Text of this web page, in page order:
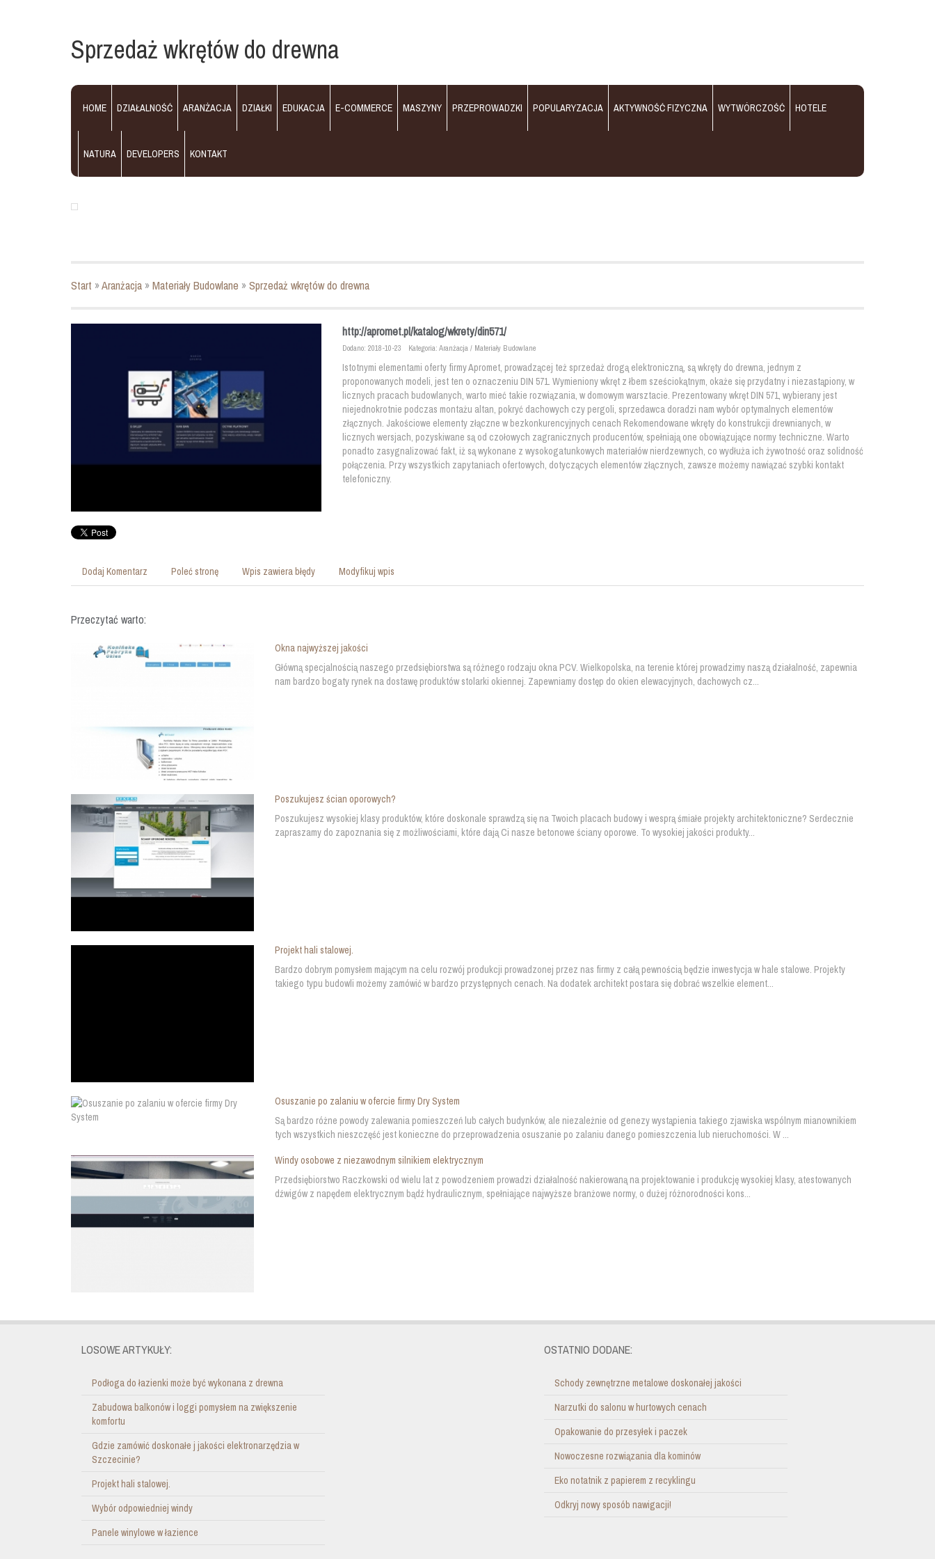
Sprzedaż wkrętów do drewna
HOME DZIAŁALNOŚĆ ARANŻACJA DZIAŁKI EDUKACJA E-COMMERCE MASZYNY PRZEPROWADZKI POPULARYZACJA AKTYWNOŚĆ FIZYCZNA WYTWÓRCZOŚĆ HOTELE
NATURA DEVELOPERS KONTAKT
Start »Aranżacja »Materiały Budowlane »Sprzedaż wkrętów do drewna
http://apromet.pl/katalog/wkrety/din571/
Dodano: 2018-10-23 Kategoria: Aranżacja / Materiały Budowlane
Istotnymi elementami oferty firmy Apromet, prowadzącej też sprzedaż drogą elektroniczną, są wkręty do drewna, jednym z
proponowanych modeli, jest ten o oznaczeniu DIN 571. Wymieniony wkręt z łbem sześciokątnym, okaże się przydatny i niezastąpiony, w
licznych pracach budowlanych, warto mieć takie rozwiązania, w domowym warsztacie. Prezentowany wkręt DIN 571, wybierany jest
niejednokrotnie podczas montażu altan, pokryć dachowych czy pergoli, sprzedawca doradzi nam wybór optymalnych elementów
złącznych. Jakościowe elementy złączne w bezkonkurencyjnych cenach Rekomendowane wkręty do konstrukcji drewnianych, w
licznych wersjach, pozyskiwane są od czołowych zagranicznych producentów, spełniają one obowiązujące normy techniczne. Warto
ponadto zasygnalizować fakt, iż są wykonane z wysokogatunkowych materiałów nierdzewnych, co wydłuża ich żywotność oraz solidność
połączenia. Przy wszystkich zapytaniach ofertowych, dotyczących elementów złącznych, zawsze możemy nawiązać szybki kontakt
telefoniczny.
Dodaj Komentarz Poleć stronę Wpis zawiera błędy Modyfikuj wpis
Przeczytać warto:
Okna najwyższej jakości
Główną specjalnością naszego przedsiębiorstwa są różnego rodzaju okna PCV. Wielkopolska, na terenie której prowadzimy naszą działalność, zapewnia
nam bardzo bogaty rynek na dostawę produktów stolarki okiennej. Zapewniamy dostęp do okien elewacyjnych, dachowych cz...
Poszukujesz ścian oporowych?
Poszukujesz wysokiej klasy produktów, które doskonale sprawdzą się na Twoich placach budowy i wesprą śmiałe projekty architektoniczne? Serdecznie
zapraszamy do zapoznania się z możliwościami, które dają Ci nasze betonowe ściany oporowe. To wysokiej jakości produkty...
Projekt hali stalowej.
Bardzo dobrym pomysłem mającym na celu rozwój produkcji prowadzonej przez nas firmy z całą pewnością będzie inwestycja w hale stalowe. Projekty
takiego typu budowli możemy zamówić w bardzo przystępnych cenach. Na dodatek architekt postara się dobrać wszelkie element...
Osuszanie po zalaniu w ofercie firmy Dry System
Są bardzo różne powody zalewania pomieszczeń lub całych budynków, ale niezależnie od genezy wystąpienia takiego zjawiska wspólnym mianownikiem
tych wszystkich nieszczęść jest konieczne do przeprowadzenia osuszanie po zalaniu danego pomieszczenia lub nieruchomości. W ...
Windy osobowe z niezawodnym silnikiem elektrycznym
Przedsiębiorstwo Raczkowski od wielu lat z powodzeniem prowadzi działalność nakierowaną na projektowanie i produkcję wysokiej klasy, atestowanych
dźwigów z napędem elektrycznym bądź hydraulicznym, spełniające najwyższe branżowe normy, o dużej różnorodności kons...
LOSOWE ARTYKUŁY:
Podłoga do łazienki może być wykonana z drewna
Zabudowa balkonów i loggi pomysłem na zwiększenie
komfortu
Gdzie zamówić doskonałe j jakości elektronarzędzia w
Szczecinie?
Projekt hali stalowej.
Wybór odpowiedniej windy
Panele winylowe w łazience
OSTATNIO DODANE:
Schody zewnętrzne metalowe doskonałej jakości
Narzutki do salonu w hurtowych cenach
Opakowanie do przesyłek i paczek
Nowoczesne rozwiązania dla kominów
Eko notatnik z papierem z recyklingu
Odkryj nowy sposób nawigacji!